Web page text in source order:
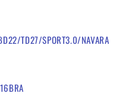
TD27/SPORT3.0/NAVARA